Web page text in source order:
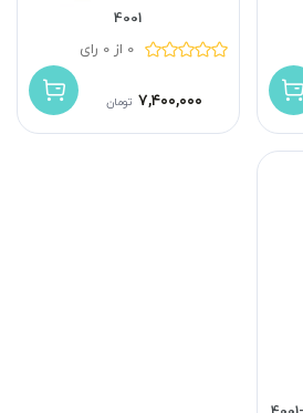
4001
0 از 0 رای
۷,۴۰۰,۰۰۰ تومان